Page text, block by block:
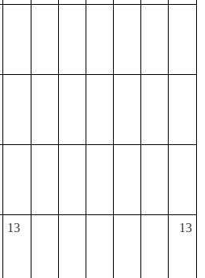
13 13